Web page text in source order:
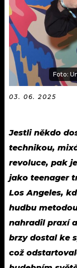
TRENDY
KULTURA
MIX
OSTATNÍ Foto:
03. 06. 2025
Jestli někdo
technikou,
revoluce, pak
jako teenager
Los Angeles,
hudbu
nahradil praxí
brzy dostal ke
což